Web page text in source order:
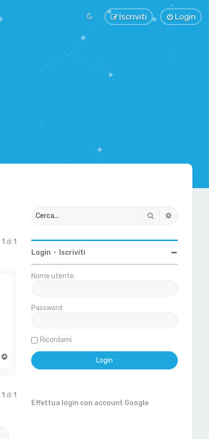
Login
Iscriviti
1 di 1
1 di 1
Cerca
Login • Iscriviti
Nome utente:
Password:
Ricordami
Effettua login con account Google